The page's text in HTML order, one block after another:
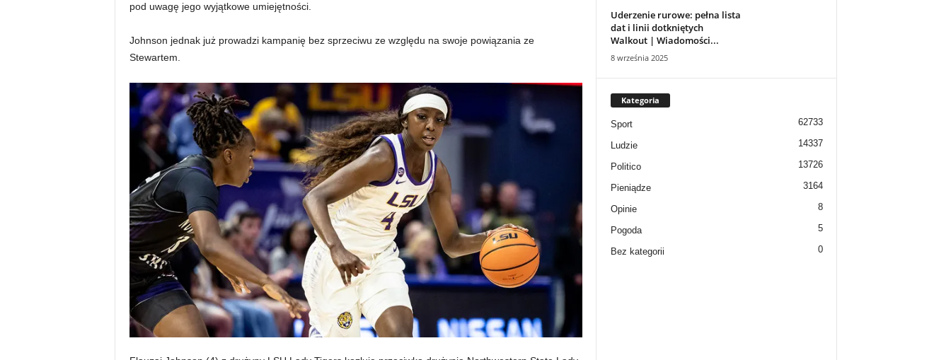
pod uwagę jego wyjątkowe umiejętności.
Johnson jednak już prowadzi kampanię bez sprzeciwu ze względu na swoje powiązania ze
Stewartem.
Uderzenie rurowe: pełna lista
dat i linii dotkniętych
Walkout | Wiadomości...
8 września 2025
Kategoria
Sport 62733
Ludzie 14337
Politico 13726
Pieniądze 3164
Opinie 8
Pogoda 5
Bez kategorii 0